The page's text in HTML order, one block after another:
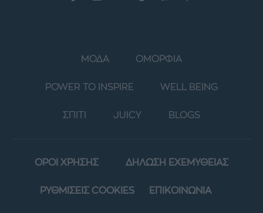
ΜΟΔΑ ΟΜΟΡΦΙΑ
POWER TO INSPIRE WELL BEING
ΣΠΙΤΙ JUICY BLOGS
ΟΡΟΙ ΧΡΗΣΗΣ ΔΗΛΩΣΗ ΕΧΕΜΥΘΕΙΑΣ
ΡΥΘΜΙΣΕΙΣ COOKIES ΕΠΙΚΟΙΝΩΝΙΑ